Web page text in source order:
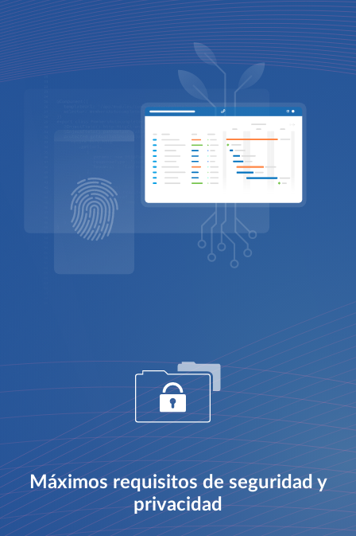
Máximos requisitos de seguridad y
privacidad